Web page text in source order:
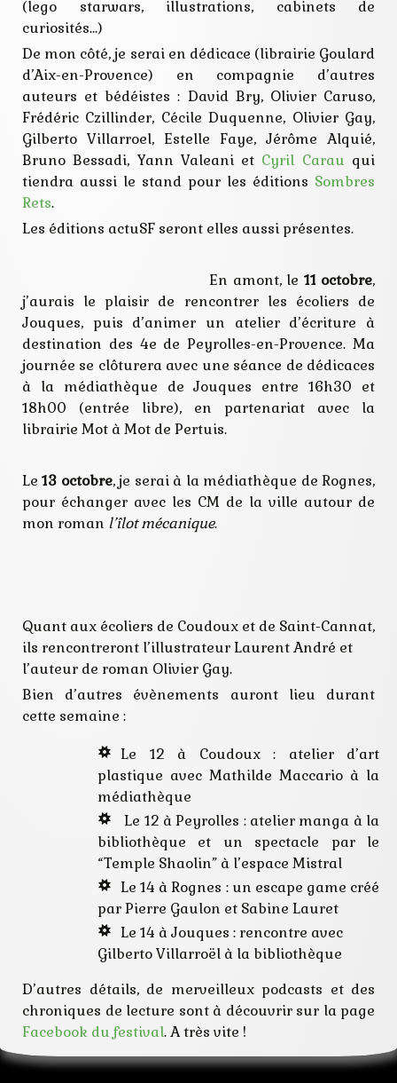
(lego starwars, illustrations, cabinets de
curiosités…)
De mon côté, je serai en dédicace (librairie Goulard
d’Aix-en-Provence) en compagnie d’autres
auteurs et bédéistes : David Bry, Olivier Caruso,
Frédéric Czillinder, Cécile Duquenne, Olivier Gay,
Gilberto Villarroel, Estelle Faye, Jérôme Alquié,
Bruno Bessadi, Yann Valeani et Cyril Carau qui
tiendra aussi le stand pour les éditions Sombres
Rets.
Les éditions actuSF seront elles aussi présentes.
En amont, le 11 octobre,
j’aurais le plaisir de rencontrer les écoliers de
Jouques, puis d’animer un atelier d’écriture à
destination des 4e de Peyrolles-en-Provence. Ma
journée se clôturera avec une séance de dédicaces
à la médiathèque de Jouques entre 16h30 et
18h00 (entrée libre), en partenariat avec la
librairie Mot à Mot de Pertuis.
Le13 octobre, je serai à la médiathèque de Rognes,
pour échanger avec les CM de la ville autour de
mon roman l’îlot mécanique.
Quant aux écoliers de Coudoux et de Saint-Cannat,
ils rencontreront l’illustrateur Laurent André et
l’auteur de roman Olivier Gay.
Bien d’autres évènements auront lieu durant
cette semaine :
Le 12 à Coudoux : atelier d’art
plastique avec Mathilde Maccario à la
médiathèque
Le 12 à Peyrolles : atelier manga à la
bibliothèque et un spectacle par le
“Temple Shaolin” à l’espace Mistral
Le 14 à Rognes : un escape game créé
par Pierre Gaulon et Sabine Lauret
Le 14 à Jouques : rencontre avec
Gilberto Villarroël à la bibliothèque
D’autres détails, de merveilleux podcasts et des
chroniques de lecture sont à découvrir sur la page
Facebook du festival. A très vite !